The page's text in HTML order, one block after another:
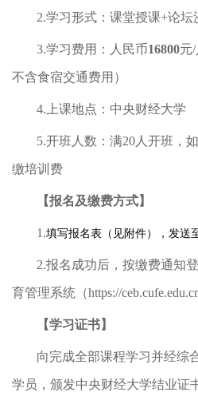
2.学习形式：课堂授课+论坛
3.学习费用：人民币16800元/
不含食宿交通费用）
4.上课地点：中央财经大学
5.开班人数：满20人开班，
缴培训费
【报名及缴费方式】
1.填写报名表（见附件），发送至
2.报名成功后，按缴费通知
育管理系统（https://
【学习证书】
向完成全部课程学习并经综
学员，颁发中央财经大学结业证